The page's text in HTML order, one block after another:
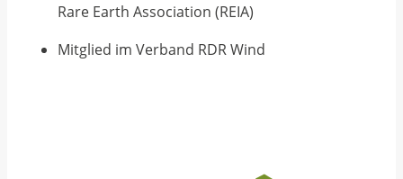
Rare Earth Association (REIA)
Mitglied im Verband RDR Wind